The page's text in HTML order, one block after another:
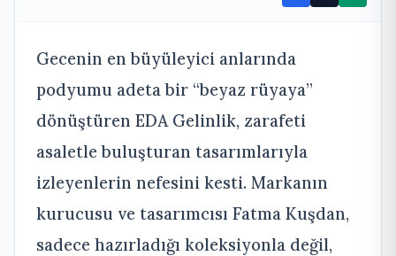
Gecenin en büyüleyici anlarında
podyumu adeta bir “beyaz rüyaya”
dönüştüren EDA Gelinlik, zarafeti
asaletle buluşturan tasarımlarıyla
izleyenlerin nefesini kesti. Markanın
kurucusu ve tasarımcısı Fatma Kuşdan,
sadece hazırladığı koleksiyonla değil,